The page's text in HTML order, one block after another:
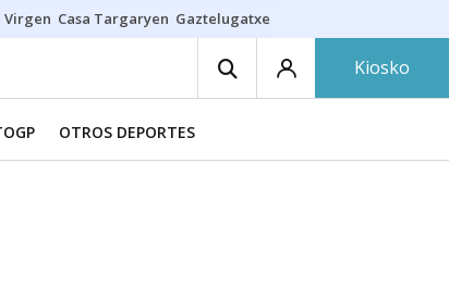
Virgen Casa Targaryen Gaztelugatxe
Kiosko
OTROS DEPORTES